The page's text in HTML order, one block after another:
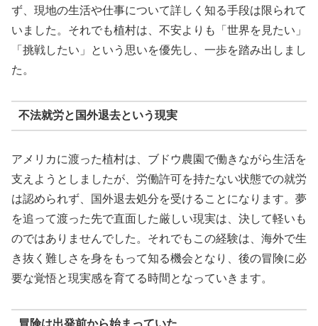
ず、現地の生活や仕事について詳しく知る手段は限られて
いました。それでも植村は、不安よりも「世界を見たい」
「挑戦したい」という思いを優先し、一歩を踏み出しまし
た。
不法就労と国外退去という現実
アメリカに渡った植村は、ブドウ農園で働きながら生活を
支えようとしましたが、労働許可を持たない状態での就労
は認められず、国外退去処分を受けることになります。夢
を追って渡った先で直面した厳しい現実は、決して軽いも
のではありませんでした。それでもこの経験は、海外で生
き抜く難しさを身をもって知る機会となり、後の冒険に必
要な覚悟と現実感を育てる時間となっていきます。